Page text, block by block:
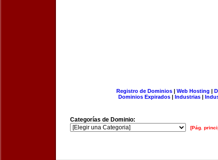
Registro de Dominios| Web Hosting |
Dominios Expirados | Industrias |
Categorías de Dominio:
[Pág.